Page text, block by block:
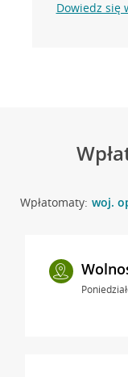
Dowiedz się
Wpłatomaty: woj.